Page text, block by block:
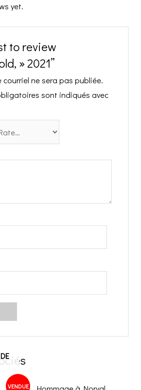
yet.
to review
» 2021”
courriel ne sera pas publiée.
sont indiqués avec
VENDUE